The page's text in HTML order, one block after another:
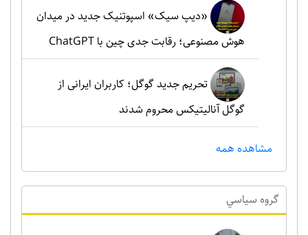
«دیپ سیک» اسپوتنیک جدید در میدان
هوش مصنوعی؛ رقابت جدی چین با ChatGPT
تحریم جدید گوگل؛ کاربران ایرانی از
گوگل آنالیتیکس محروم شدند
مشاهده همه
گروه سياسي